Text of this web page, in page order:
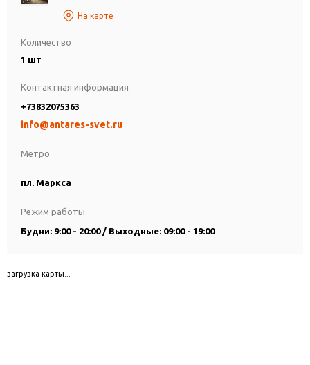
На карте
Количество
1 шт
Метро
пл. Маркса
Контактная информация
+73832075363
info@antares-svet.ru
Режим работы
Будни: 9:00 - 20:00 / Выходные: 09:00 - 19:00
загрузка карты...